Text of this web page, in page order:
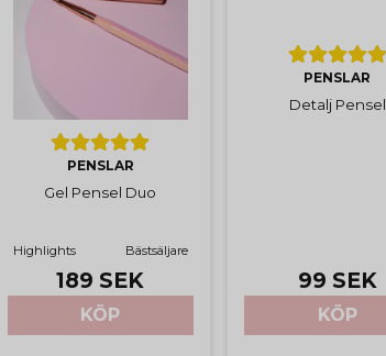
PENSLAR
Gel Pensel Duo
Highlights Bästsäljare
189 SEK
KÖP
PENSLAR
Detalj Pensel
99 SEK
KÖP